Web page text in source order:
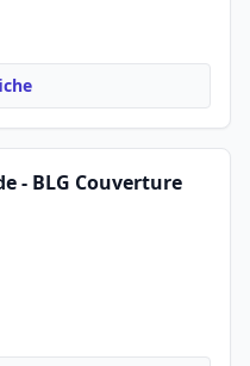
- BLG Couverture